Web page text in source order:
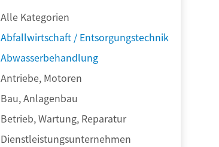
Alle Kategorien
Abfallwirtschaft / Entsorgungstechnik
Abwasserbehandlung
Antriebe, Motoren
Bau, Anlagenbau
Betrieb, Wartung, Reparatur
Dienstleistungsunternehmen